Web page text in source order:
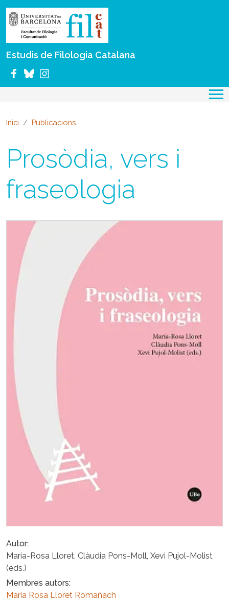
Estudis de Filologia Catalana
Inici Publicacions
Prosòdia, vers i
fraseologia
Autor
Maria-Rosa Lloret, Clàudia Pons-Moll, Xevi Pujol-Molist
(eds.)
Membres autors
Maria Rosa Lloret Romañach